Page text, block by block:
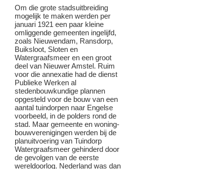
Om die grote stadsuitbreiding
mogelijk te maken werden per
januari 1921 een paar kleine
omliggende gemeenten ingelijfd,
zoals Nieuwendam, Ransdorp,
Buiksloot, Sloten en
Watergraafsmeer en een groot
deel van Nieuwer Amstel. Ruim
voor die annexatie had de dienst
Publieke Werken al
stedenbouwkundige plannen
opgesteld voor de bouw van een
aantal tuindorpen naar Engelse
voorbeeld, in de polders rond de
stad. Maar gemeente en woning-
bouwverenigingen werden bij de
planuitvoering van Tuindorp
Watergraafsmeer gehinderd door
de gevolgen van de eerste
wereldoorlog. Nederland was dan